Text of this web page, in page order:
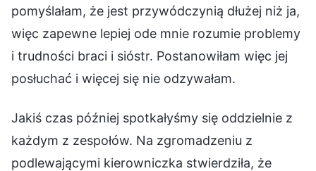
pomyślałam, że jest przywódczynią dłużej niż ja,
więc zapewne lepiej ode mnie rozumie problemy
i trudności braci i sióstr. Postanowiłam więc jej
posłuchać i więcej się nie odzywałam.
Jakiś czas później spotkałyśmy się oddzielnie z
każdym z zespołów. Na zgromadzeniu z
podlewającymi kierowniczka stwierdziła, że